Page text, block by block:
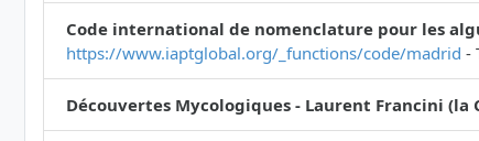
Code international de nomenclature pour les
https://www.iaptglobal.org/_functions/code/madrid -
Découvertes Mycologiques - Laurent Francini